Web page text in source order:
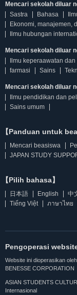
Mencari sekolah diluar
Sastra
Bahasa
Ekonomi, manajemen,
Ilmu hubungan
Mencari sekolah diluar
Ilmu keperaawatan
farmasi
Sains
Mencari sekolah diluar
Ilmu pendidikan dan
Sains umum
【Panduan untuk
Mencari beasiswa
JAPAN STUDY
【Pilih bahasa】
日本語 English 中
Tiếng Việt
ภาษาไทย
Pengoperasi
Website ini dioperasikan
BENESSE CORPORATION
ASIAN STUDENTS
Internasional